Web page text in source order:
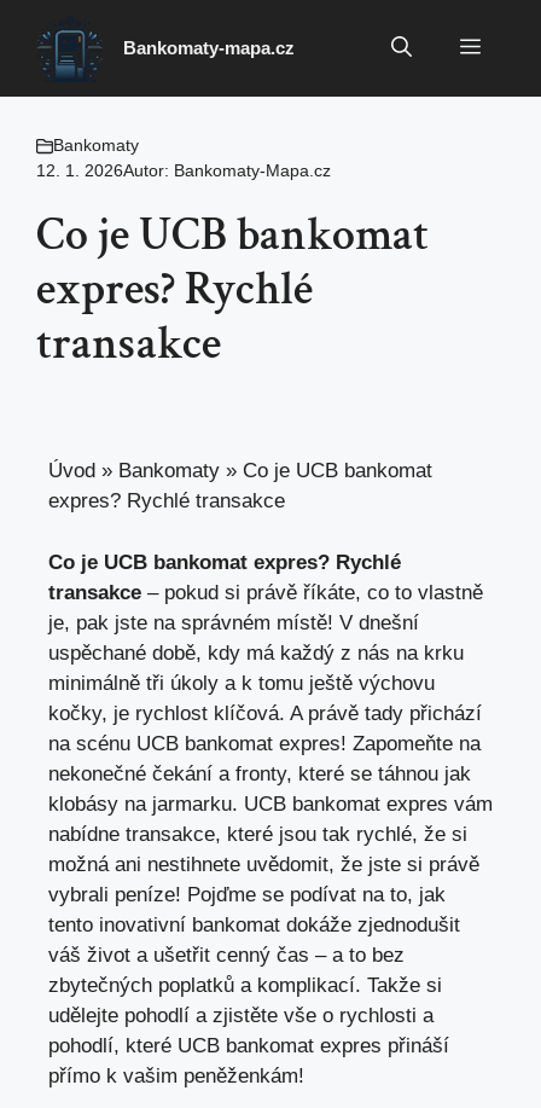
obsah
Bankomaty-mapa.cz Menu
Bankomaty
12. 1. 2026Autor: Bankomaty-Mapa.cz
Co je UCB bankomat
expres? Rychlé
transakce
Úvod » Bankomaty » Co je UCB bankomat
expres? Rychlé transakce
Co je UCB bankomat expres? Rychlé
transakce – pokud si právě říkáte, co to vlastně
je, pak jste na správném místě! V dnešní
uspěchané době, kdy má každý z nás na krku
minimálně tři úkoly a k tomu ještě výchovu
kočky, je rychlost klíčová. A právě tady přichází
na scénu UCB bankomat expres! Zapomeňte na
nekonečné čekání a fronty, které se táhnou jak
klobásy na jarmarku. UCB bankomat expres vám
nabídne transakce, které jsou tak rychlé, že si
možná ani nestihnete uvědomit, že jste si právě
vybrali peníze! Pojďme se podívat na to, jak
tento inovativní bankomat dokáže zjednodušit
váš život a ušetřit cenný čas – a to bez
zbytečných poplatků a komplikací. Takže si
udělejte pohodlí a zjistěte vše o rychlosti a
pohodlí, které UCB bankomat expres přináší
přímo k vašim peněženkám!